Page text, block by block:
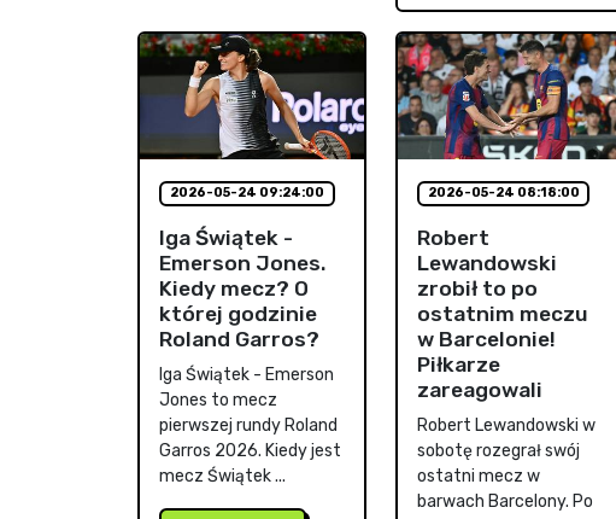
2026-05-24 09:24:00
Iga Świątek -
Emerson Jones.
Kiedy mecz? O
której godzinie
Roland Garros?
Iga Świątek - Emerson
Jones to mecz
pierwszej rundy Roland
Garros 2026. Kiedy jest
mecz Świątek ...
2026-05-24 08:18:00
Robert
Lewandowski
zrobił to po
ostatnim meczu
w Barcelonie!
Piłkarze
zareagowali
Robert Lewandowski w
sobotę rozegrał swój
ostatni mecz w
barwach Barcelony. Po